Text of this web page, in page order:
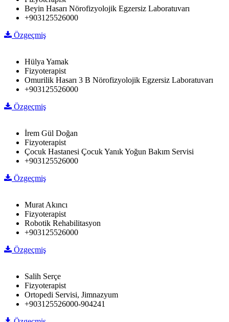
Beyin Hasarı Nörofizyolojik Egzersiz Laboratuvarı
+903125526000
Özgeçmiş
Hülya Yamak
Fizyoterapist
Omurilik Hasarı 3 B Nörofizyolojik Egzersiz Laboratuvarı
+903125526000
Özgeçmiş
İrem Gül Doğan
Fizyoterapist
Çocuk Hastanesi Çocuk Yanık Yoğun Bakım Servisi
+903125526000
Özgeçmiş
Murat Akıncı
Fizyoterapist
Robotik Rehabilitasyon
+903125526000
Özgeçmiş
Salih Serçe
Fizyoterapist
Ortopedi Servisi, Jimnazyum
+903125526000-904241